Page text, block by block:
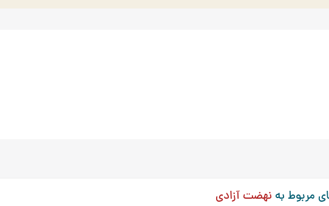
مربوط به نهضت آزادی